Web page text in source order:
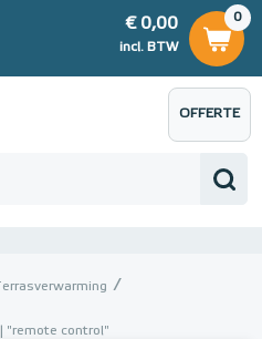
0
€ 0,00
incl. BTW
€ 0,00
OFFERTE
AANVRAGEN
"remote control"